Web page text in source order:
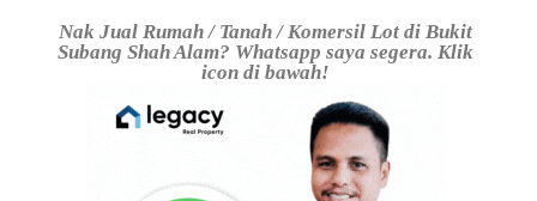
Nak Jual Rumah / Tanah / Komersil Lot di Bukit
Subang Shah Alam? Whatsapp saya segera. Klik
icon di bawah!